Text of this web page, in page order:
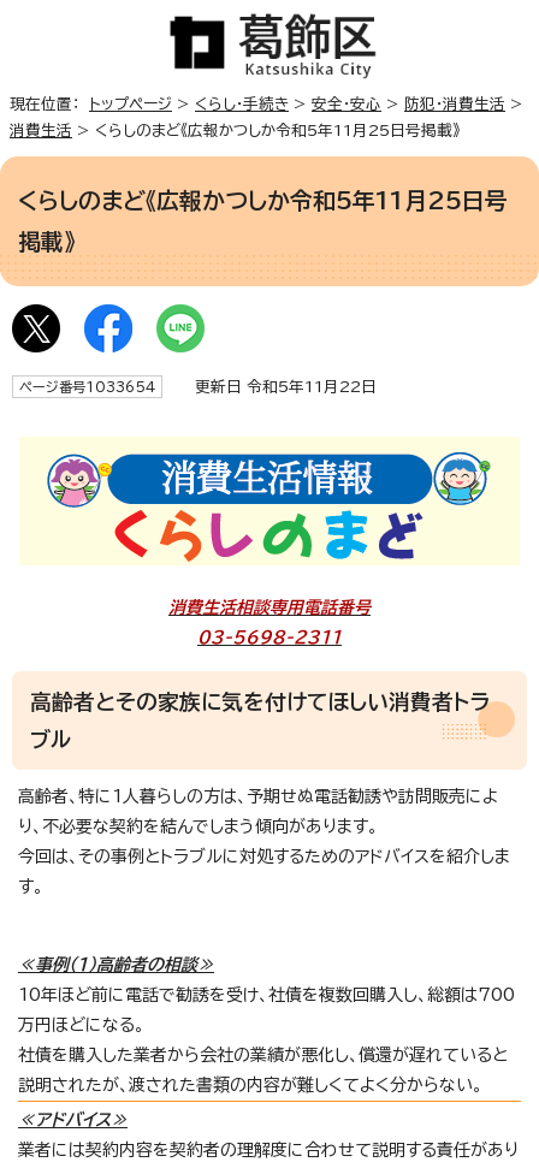
現在位置： トップページ > くらし・手続き > 安全・安心 > 防犯・消費生活 >
消費生活 > くらしのまど《広報かつしか令和5年11月25日号掲載》
くらしのまど《広報かつしか令和5年11月25日号
掲載》
ページ番号1033654 更新日 令和5年11月22日
消費生活相談専用電話番号
03-5698-2311
高齢者とその家族に気を付けてほしい消費者トラ
ブル
高齢者、特に1人暮らしの方は、予期せぬ電話勧誘や訪問販売によ
り、不必要な契約を結んでしまう傾向があります。
今回は、その事例とトラブルに対処するためのアドバイスを紹介しま
す。
≪事例（1）高齢者の相談≫
10年ほど前に電話で勧誘を受け、社債を複数回購入し、総額は700
万円ほどになる。
社債を購入した業者から会社の業績が悪化し、償還が遅れていると
説明されたが、渡された書類の内容が難しくてよく分からない。
≪アドバイス≫
業者には契約内容を契約者の理解度に合わせて説明する責任があり